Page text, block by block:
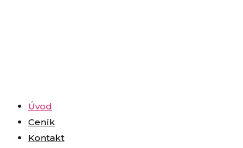
Úvod
Ceník
Kontakt